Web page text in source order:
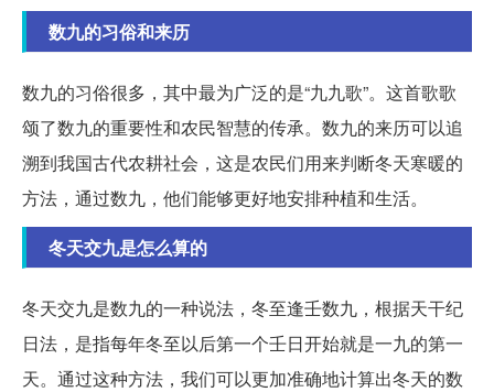
数九的习俗和来历
数九的习俗很多，其中最为广泛的是“九九歌”。这首歌歌
颂了数九的重要性和农民智慧的传承。数九的来历可以追
溯到我国古代农耕社会，这是农民们用来判断冬天寒暖的
方法，通过数九，他们能够更好地安排种植和生活。
冬天交九是怎么算的
冬天交九是数九的一种说法，冬至逢壬数九，根据天干纪
日法，是指每年冬至以后第一个壬日开始就是一九的第一
天。通过这种方法，我们可以更加准确地计算出冬天的数